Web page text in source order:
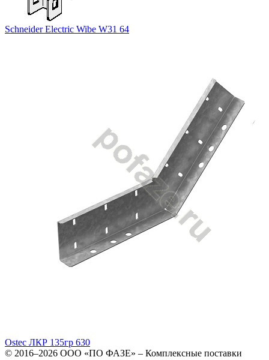
Schneider Electric Wibe W31 64
Ostec ЛКР 135гр 630
© 2016–2026 ООО «ПО ФАЗЕ» – Комплексные поставки